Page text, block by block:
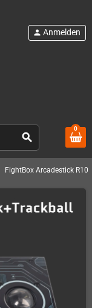
search
person Anmelden
0
FightBox Arcadestick R10